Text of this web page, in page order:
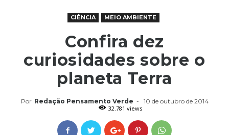
CIÊNCIA MEIO AMBIENTE
Confira dez
curiosidades sobre o
planeta Terra
Por Redação Pensamento Verde -
10 de outubro de 2014
32.781 views